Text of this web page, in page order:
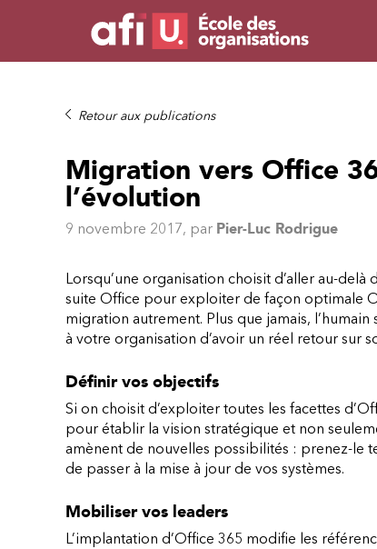
Retour aux publications
Migration vers Office
l’évolution
9 novembre 2017, par Pier-Luc Rodrigue
Lorsqu’une organisation choisit d’aller au-
suite Office pour exploiter de façon optimale
migration autrement. Plus que jamais,
à votre organisation d’avoir un réel retour sur
Définir vos objectifs
Si on choisit d’exploiter toutes les facettes
pour établir la vision stratégique et non
amènent de nouvelles possibilités : prenez-le
de passer à la mise à jour de vos systèmes.
Mobiliser vos leaders
L’implantation d’Office 365 modifie les